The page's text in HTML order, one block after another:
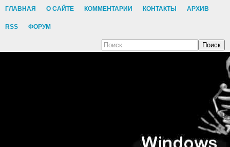
ГЛАВНАЯ О САЙТЕ КОММЕНТАРИИ КОНТАКТЫ АРХИВ
RSS ФОРУМ
Поиск